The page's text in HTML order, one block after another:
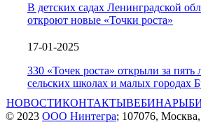
В детских садах Ленинградской
откроют новые «Точки роста»
17-01-2025
330 «Точек роста» открыли за пять
сельских школах и малых городах
НОВОСТИКОНТАКТЫВЕБИНАРЫ
© 2023 ООО Нинтегра; 107076,